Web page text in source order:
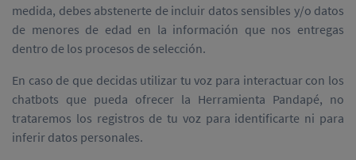
medida, debes abstenerte de incluir datos sensibles y/o datos
de menores de edad en la información que nos entregas
dentro de los procesos de selección.
En caso de que decidas utilizar tu voz para interactuar con los
chatbots que pueda ofrecer la Herramienta Pandapé, no
trataremos los registros de tu voz para identificarte ni para
inferir datos personales.